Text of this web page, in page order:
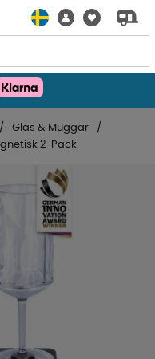
Glas & Muggar
2-Pack